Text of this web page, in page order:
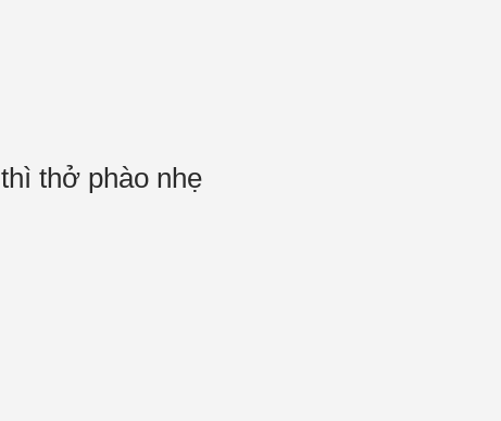
thở phào nhẹ